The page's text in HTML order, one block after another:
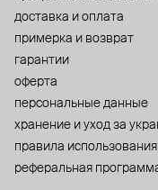
доставка и оплата
примерка и возврат
гарантии
оферта
персональные данные
хранение и уход за
правила
реферальная